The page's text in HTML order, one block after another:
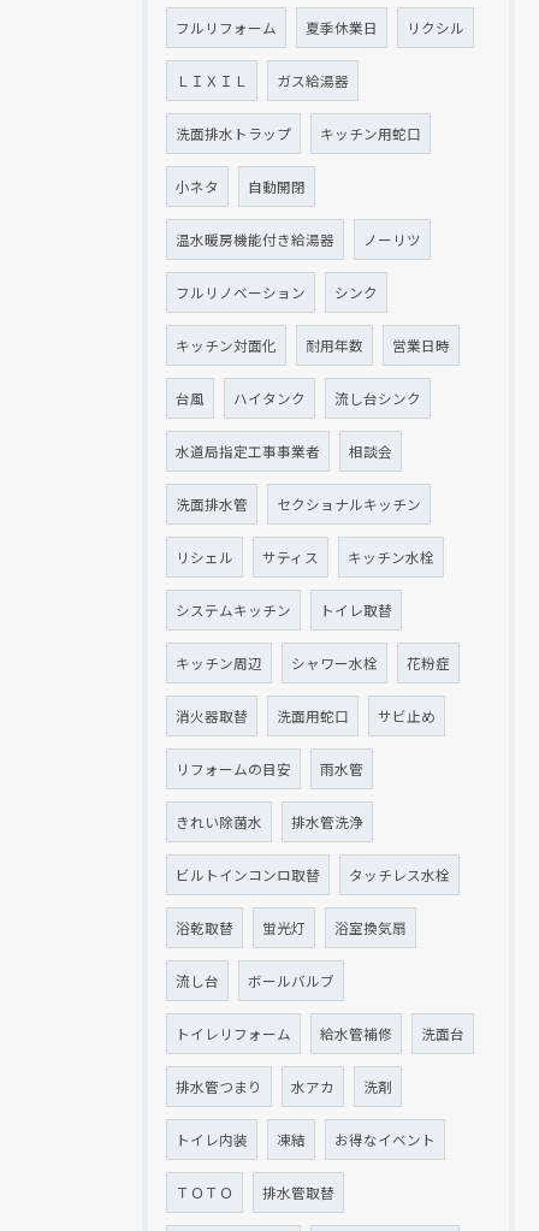
フルリフォーム 夏季休業日 リクシル
ＬＩＸＩＬ ガス給湯器
洗面排水トラップ キッチン用蛇口
小ネタ 自動開閉
温水暖房機能付き給湯器 ノーリツ
フルリノベーション シンク
キッチン対面化 耐用年数 営業日時
台風 ハイタンク 流し台シンク
水道局指定工事事業者 相談会
洗面排水管 セクショナルキッチン
リシェル サティス キッチン水栓
システムキッチン トイレ取替
キッチン周辺 シャワー水栓 花粉症
消火器取替 洗面用蛇口 サビ止め
リフォームの目安 雨水管
きれい除菌水 排水管洗浄
ビルトインコンロ取替 タッチレス水栓
浴乾取替 蛍光灯 浴室換気扇
流し台 ボールバルブ
トイレリフォーム 給水管補修 洗面台
排水管つまり 水アカ 洗剤
トイレ内装 凍結 お得なイベント
ＴＯＴＯ 排水管取替